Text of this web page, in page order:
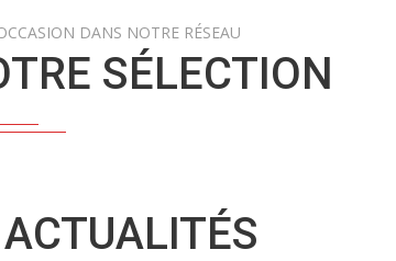
DANS NOTRE RÉSEAU
SÉLECTION